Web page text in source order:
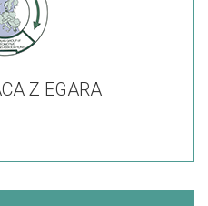
Z EGARA